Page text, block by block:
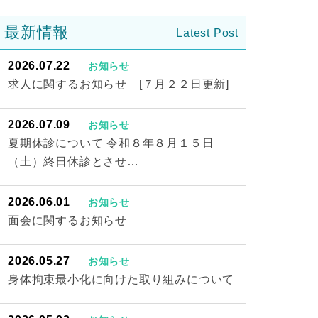
最新情報
2026.07.22 お知らせ
求人に関するお知らせ [７月２２日更新]
2026.07.09 お知らせ
夏期休診について 令和８年８月１５日
（土）終日休診とさせ…
2026.06.01 お知らせ
面会に関するお知らせ
2026.05.27 お知らせ
身体拘束最小化に向けた取り組みについて